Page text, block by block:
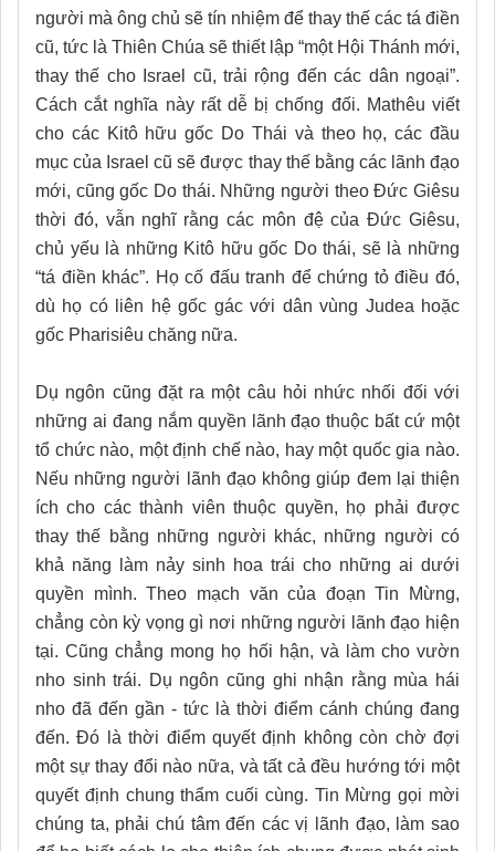
người mà ông chủ sẽ tín nhiệm để thay thế các tá điền
cũ, tức là Thiên Chúa sẽ thiết lập “một Hội Thánh mới,
thay thế cho Israel cũ, trải rộng đến các dân ngoại”.
Cách cắt nghĩa này rất dễ bị chống đối. Mathêu viết
cho các Kitô hữu gốc Do Thái và theo họ, các đầu
mục của Israel cũ sẽ được thay thế bằng các lãnh đạo
mới, cũng gốc Do thái. Những người theo Đức Giêsu
thời đó, vẫn nghĩ rằng các môn đệ của Đức Giêsu,
chủ yếu là những Kitô hữu gốc Do thái, sẽ là những
“tá điền khác”. Họ cố đấu tranh để chứng tỏ điều đó,
dù họ có liên hệ gốc gác với dân vùng Judea hoặc
gốc Pharisiêu chăng nữa.
Dụ ngôn cũng đặt ra một câu hỏi nhức nhối đối với
những ai đang nắm quyền lãnh đạo thuộc bất cứ một
tổ chức nào, một định chế nào, hay một quốc gia nào.
Nếu những người lãnh đạo không giúp đem lại thiện
ích cho các thành viên thuộc quyền, họ phải được
thay thế bằng những người khác, những người có
khả năng làm nảy sinh hoa trái cho những ai dưới
quyền mình. Theo mạch văn của đoạn Tin Mừng,
chẳng còn kỳ vọng gì nơi những người lãnh đạo hiện
tại. Cũng chẳng mong họ hối hận, và làm cho vườn
nho sinh trái. Dụ ngôn cũng ghi nhận rằng mùa hái
nho đã đến gần - tức là thời điểm cánh chúng đang
đến. Đó là thời điểm quyết định không còn chờ đợi
một sự thay đổi nào nữa, và tất cả đều hướng tới một
quyết định chung thẩm cuối cùng. Tin Mừng gọi mời
chúng ta, phải chú tâm đến các vị lãnh đạo, làm sao